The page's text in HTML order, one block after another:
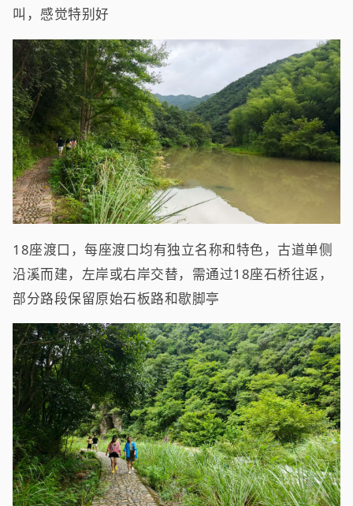
叫，感觉特别好
18座渡口，每座渡口均有独立名称和特色，古道单侧
沿溪而建，左岸或右岸交替，需通过18座石桥往返，
部分路段保留原始石板路和歇脚亭